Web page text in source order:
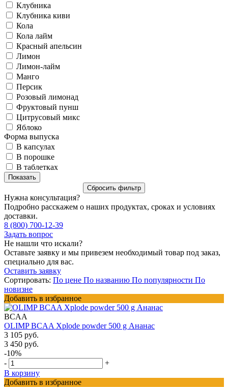
Клубника
Клубника киви
Кола
Кола лайм
Красный апельсин
Лимон
Лимон-лайм
Манго
Персик
Розовый лимонад
Фруктовый пунш
Цитрусовый микс
Яблоко
Форма выпуска
В капсулах
В порошке
В таблетках
Нужна консультация?
Подробно расскажем о наших продуктах, сроках и условиях
доставки.
8 (800) 700-12-39
Задать вопрос
Не нашли что искали?
Оставьте заявку и мы привезем необходимый товар под заказ,
специально для вас.
Оставить заявку
Сортировать: По цене По названию По популярности По
новизне
Добавить в избранное
BCAA
OLIMP BCAA Xplode powder 500 g Ананас
3 105 руб.
3 450 руб.
-10%
-
+
В корзину
Добавить в избранное